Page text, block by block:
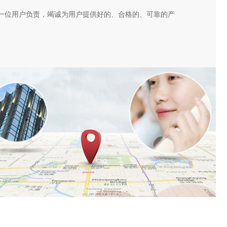
位用户负责，竭诚为用户提供好的、合格的、可靠的产